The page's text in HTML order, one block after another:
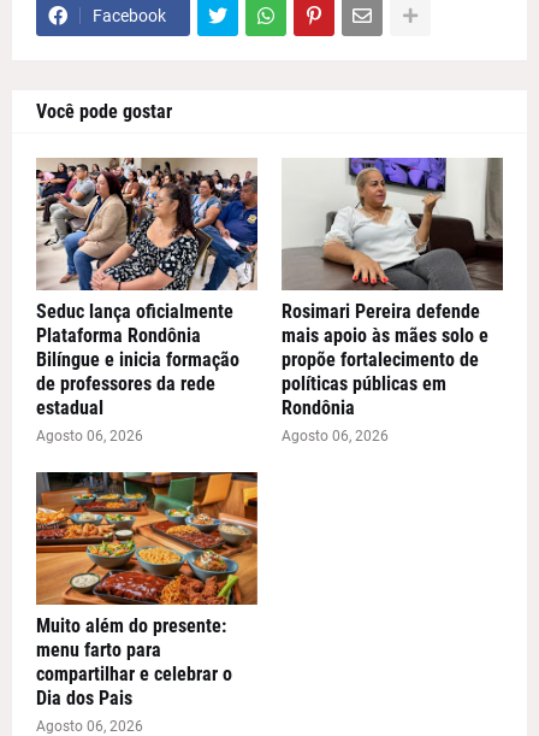
Facebook
Você pode gostar
Seduc lança oficialmente
Plataforma Rondônia
Bilíngue e inicia formação
de professores da rede
estadual
Agosto 06, 2026
Rosimari Pereira defende
mais apoio às mães solo e
propõe fortalecimento de
políticas públicas em
Rondônia
Agosto 06, 2026
Muito além do presente:
menu farto para
compartilhar e celebrar o
Dia dos Pais
Agosto 06, 2026